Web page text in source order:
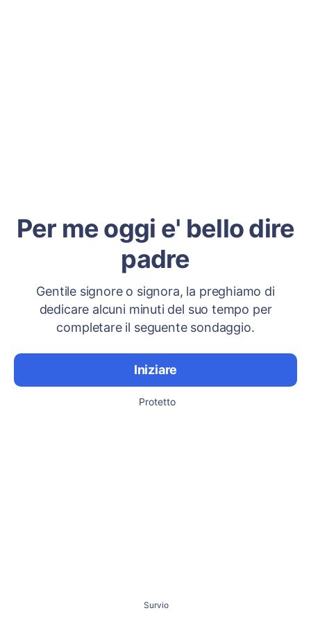
Per me oggi e' bello dire
padre
Gentile signore o signora, la preghiamo di
dedicare alcuni minuti del suo tempo per
completare il seguente sondaggio.
Iniziare
Protetto
Survio